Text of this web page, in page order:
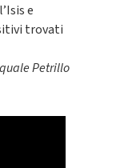
e
trovati
Petrillo